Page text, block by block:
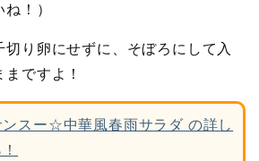
！）
り卵にせずに、そぼろにして入
ですよ！
スー☆中華風春雨サラダ の詳し